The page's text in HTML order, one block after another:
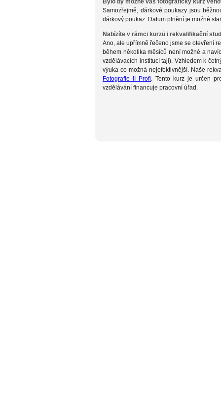
Bylo by možné váš fotografický kurz
Samozřejmě, dárkové poukazy jsou
dárkový poukaz. Datum plnění je možné
Nabízíte v rámci kurzů i rekvalifikační
Ano, ale upřímně řečeno jsme se otevření
během několika měsíců není možné a
vzdělávacích institucí tají). Vzhledem k
výuka co možná nejefektivnější. Naše
Fotografie II Profi. Tento kurz je určen
vzdělávání financuje pracovní úřad.